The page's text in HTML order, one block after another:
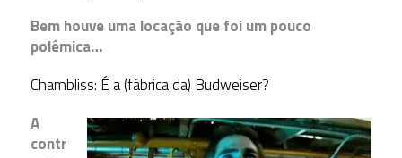
Bem houve uma locação que foi um pouco
polêmica…
Chambliss: É a (fábrica da) Budweiser?
A
contr